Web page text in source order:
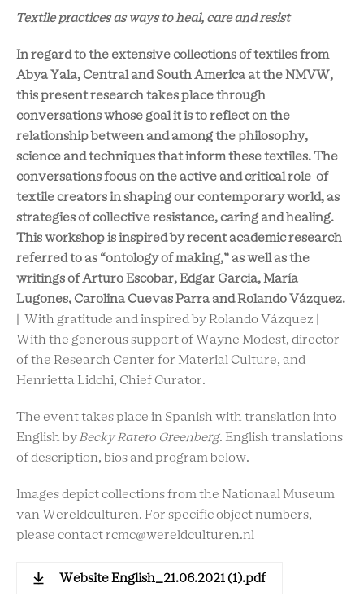
Textile practices as ways to heal, care and resist
In regard to the extensive collections of textiles from
Abya Yala, Central and South America at the NMVW,
this present research takes place through
conversations whose goal it is to reflect on the
relationship between and among the philosophy,
science and techniques that inform these textiles. The
conversations focus on the active and critical role of
textile creators in shaping our contemporary world, as
strategies of collective resistance, caring and healing.
This workshop is inspired by recent academic research
referred to as “ontology of making,” as well as the
writings of Arturo Escobar, Edgar Garcia, María
Lugones, Carolina Cuevas Parra and Rolando Vázquez.
| With gratitude and inspired by Rolando Vázquez |
With the generous support of Wayne Modest, director
of the Research Center for Material Culture, and
Henrietta Lidchi, Chief Curator.
The event takes place in Spanish with translation into
English by Becky Ratero Greenberg. English translations
of description, bios and program below.
Images depict collections from the Nationaal Museum
van Wereldculturen. For specific object numbers,
please contact rcmc@wereldculturen.nl
Website English_21.06.2021 (1).pdf